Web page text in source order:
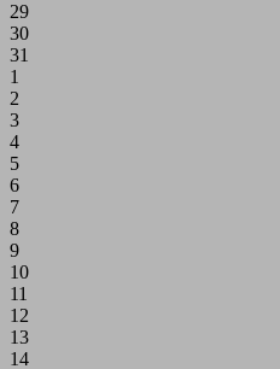
29
30
31
1
2
3
4
5
6
7
8
9
10
11
12
13
14